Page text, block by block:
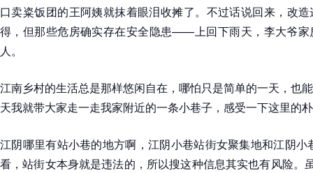
口卖粢饭团的王阿姨就抹着眼泪收摊了。不过话说回来，改
得，但那些危房确实存在安全隐患——上回下雨天，李大爷家
人。
江南乡村的生活总是那样悠闲自在，哪怕只是简单的一天，也
天我就带大家走一走我家附近的一条小巷子，感受一下这里的
江阴哪里有站小巷的地方啊，江阴小巷站街女聚集地和江阴
看，站街女本身就是违法的，所以搜这种信息其实也有风险。